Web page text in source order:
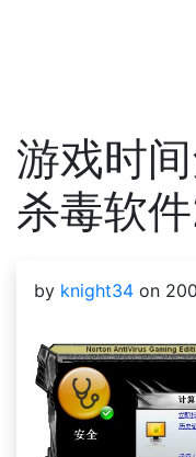
游戏时
杀毒软
by knight34 on